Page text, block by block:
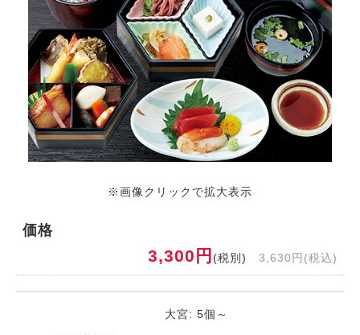
※画像クリックで拡大表示
価格
3,300円 (税別) 3,630円(税込)
大宮: 5個～